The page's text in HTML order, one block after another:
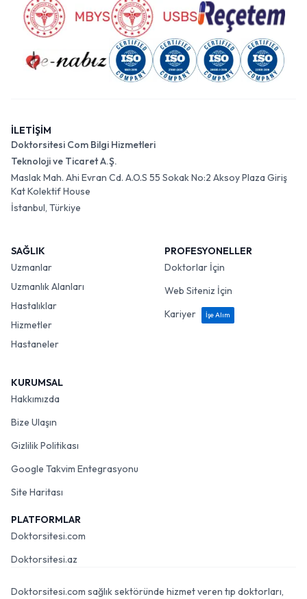
İLETİŞİM
Doktorsitesi Com Bilgi Hizmetleri
Teknoloji ve Ticaret A.Ş.
Maslak Mah. Ahi Evran Cd. A.O.S 55 Sokak No:2 Aksoy Plaza Giriş
Kat Kolektif House
İstanbul, Türkiye
SAĞLIK
Uzmanlar
Uzmanlık Alanları
Hastalıklar
Hizmetler
Hastaneler
PROFESYONELLER
Doktorlar İçin
Web Siteniz İçin
Kariyer
İşe Alım
KURUMSAL
Hakkımızda
Bize Ulaşın
Gizlilik Politikası
Google Takvim Entegrasyonu
Site Haritası
PLATFORMLAR
Doktorsitesi.com
Doktorsitesi.az
Doktorsitesi.com sağlık sektöründe hizmet veren tıp doktorları,